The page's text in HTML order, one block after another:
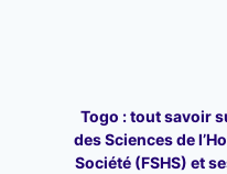
Togo : tout savoir
des Sciences de
Société (FSHS) et